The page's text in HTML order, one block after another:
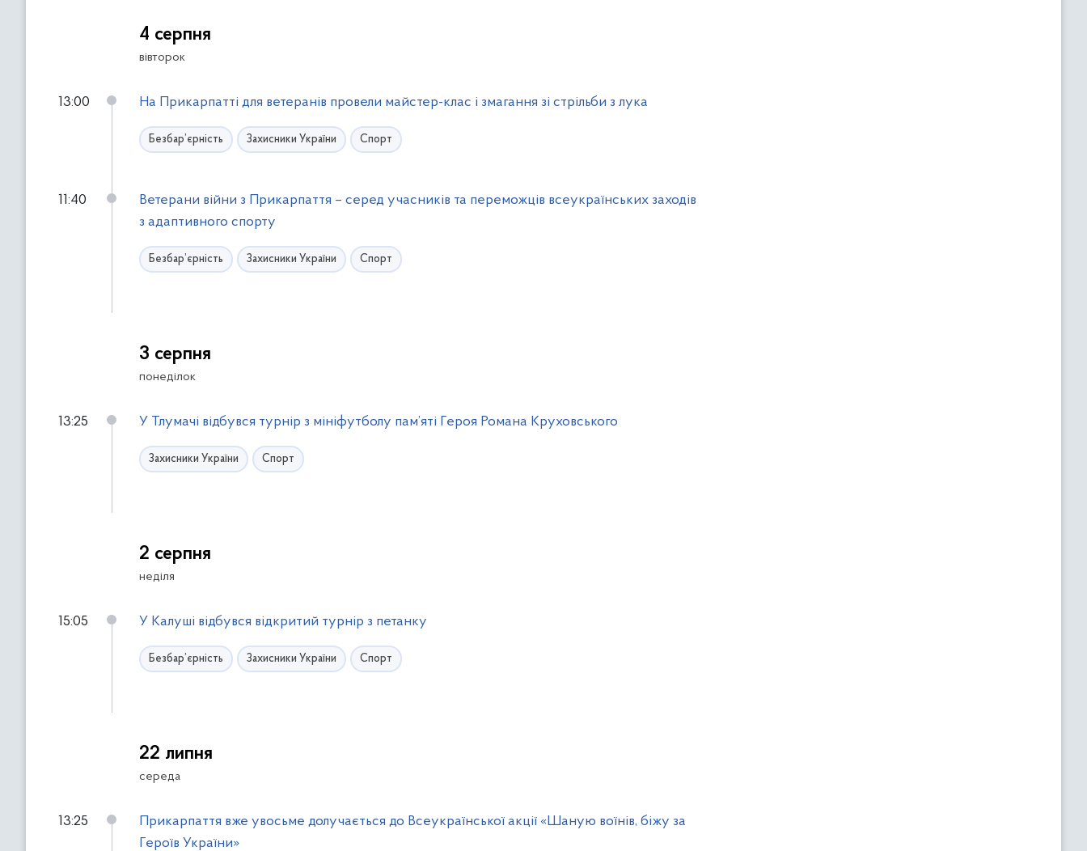
ь
4 серпня
вівторок
13:00 На Прикарпатті для ветеранів провели майстер-клас і змагання зі стрільби з лука
Безбар’єрність Захисники України Спорт
11:40
Ветерани війни з Прикарпаття – серед учасників та переможців всеукраїнських заходів
з адаптивного спорту
Безбар’єрність Захисники України Спорт
3 серпня
понеділок
13:25 У Тлумачі відбувся турнір з мініфутболу пам’яті Героя Романа Круховського
Захисники України Спорт
2 серпня
неділя
15:05 У Калуші відбувся відкритий турнір з петанку
Безбар’єрність Захисники України Спорт
22 липня
середа
13:25
Прикарпаття вже увосьме долучається до Всеукраїнської акції «Шаную воїнів, біжу за
Героїв України»